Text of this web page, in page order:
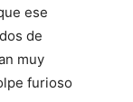
ese
de
muy
furioso